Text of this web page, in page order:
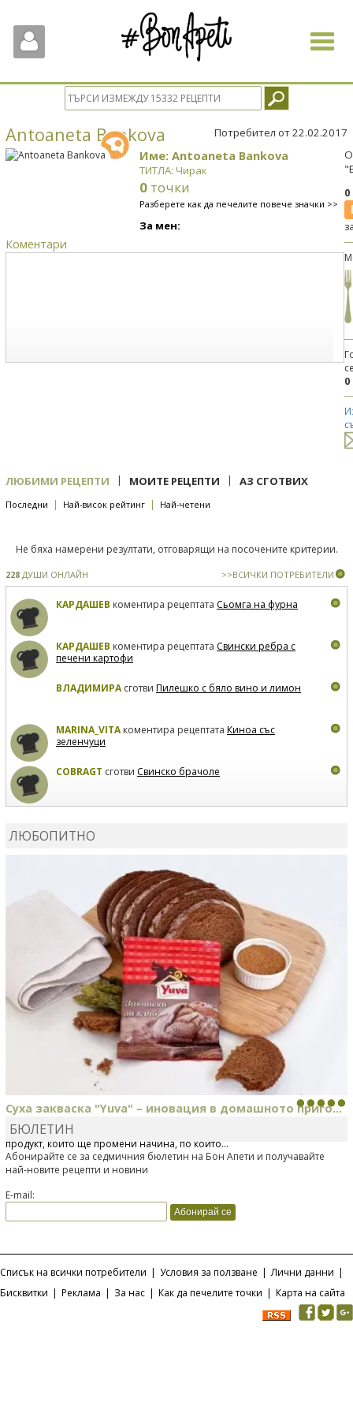
Toggle
Antoaneta Bankova Потребител от 22.02.2017
Име: Antoaneta Bankova
ТИТЛА: Чирак
0 точки
Разберете как да печелите повече значки >>
За мен:
Коментари
0
ЛЮБИМИ РЕЦЕПТИ | МОИТЕ РЕЦЕПТИ | АЗ СГОТВИХ
Последни | Най-висок рейтинг | Най-четени
Не бяха намерени резултати, отговарящи на посочените критерии.
228 ДУШИ ОНЛАЙН >>ВСИЧКИ ПОТРЕБИТЕЛИ
КАРДАШЕВ коментира рецептата Сьомга на фурна
КАРДАШЕВ коментира рецептата Свински ребра с
печени картофи
ВЛАДИМИРАсготви Пилешко с бяло вино и лимон
MARINA_VITAкоментира рецептата Киноа със
зеленчуци
COBRAGT сготви Свинско брачоле
ЛЮБОПИТНО
Суха закваска "Yuva" – иновация в домашното приго...
Отскоро Лесафр България стартира предлагането на изцяло нов
продукт, който ще промени начина, по който...
БЮЛЕТИН
Абонирайте се за седмичния бюлетин на Бон Апети и получавайте
най-новите рецепти и новини
E-mail:
Списък на всички потребители | Условия за ползване | Лични данни |
Бисквитки | Реклама | За нас | Как да печелите точки | Карта на сайта